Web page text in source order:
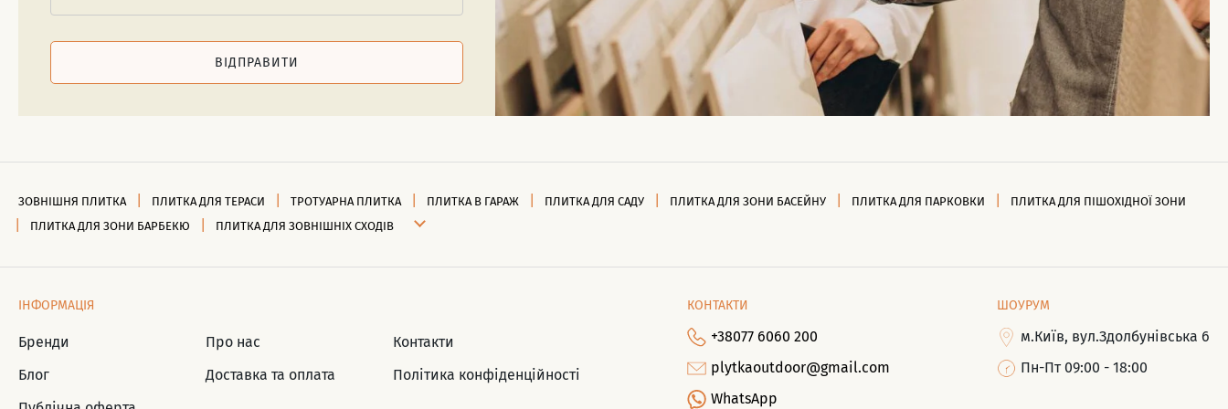
ВІДПРАВИТИ
ЗОВНІШНЯ ПЛИТКА ПЛИТКА ДЛЯ ТЕРАСИ ТРОТУАРНА ПЛИТКА ПЛИТКА В ГАРАЖ ПЛИТКА ДЛЯ САДУ ПЛИТКА ДЛЯ ЗОНИ БАСЕЙНУ ПЛИТКА ДЛЯ ПАРКОВКИ
ПЛИТКА ДЛЯ ПІШОХІДНОЇ ЗОНИ
ПЛИТКА ДЛЯ ЗОНИ БАРБЕКЮ
ПЛИТКА ДЛЯ ЗОВНІШНІХ СХОДІВ
ІНФОРМАЦІЯ
Бренди Про нас
Контакти
Блог
Доставка та оплата
Політика конфіденційності
КОНТАКТИ
+38077 6060 200
plytkaoutdoor@gmail.com
WhatsApp
ШОУРУМ
м.Київ, вул.Здолбунівська 6
Пн-Пт 09:00 - 18:00